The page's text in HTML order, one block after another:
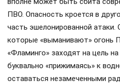
ПВО. Опасность кроется в
часть эшелонированной
которые «выманивают» огонь
«Фламинго» заходят на цель
буквально «прижимаясь» к
оставаться незамеченными